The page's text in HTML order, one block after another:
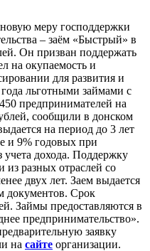
меру господдержки
– заём «Быстрый» в
Он призван поддержать
на окупаемость и
для развития и
льготными займами с
предпринимателей на
сообщили в донском
на период до 3 лет
и 9% годовых при
учета дохода. Поддержку
из разных отраслей со
двух лет. Заем выдается
документов. Срок
Займы предоставляются в
предпринимательство».
заявку
на сайте организации.